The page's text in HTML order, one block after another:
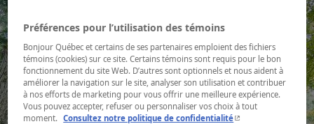
Préférences pour l’utilisation des témoins
Bonjour Québec et certains de ses partenaires emploient des fichiers
témoins (cookies) sur ce site. Certains témoins sont requis pour le bon
fonctionnement du site Web. D’autres sont optionnels et nous aident à
améliorer la navigation sur le site, analyser son utilisation et contribuer
à nos efforts de marketing pour vous offrir une meilleure expérience.
Vous pouvez accepter, refuser ou personnaliser vos choix à tout
moment.
Consultez notre politique de confidentialité- Cet hyperlien